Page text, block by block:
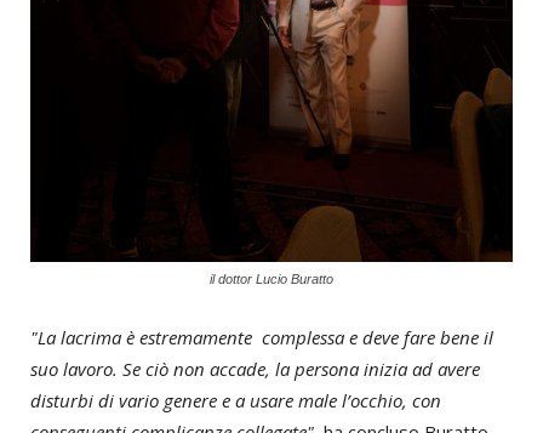
il dottor Lucio Buratto
"La lacrima è estremamente complessa e deve fare bene il
suo lavoro. Se ciò non accade, la persona inizia ad avere
disturbi di vario genere e a usare male l’occhio, con